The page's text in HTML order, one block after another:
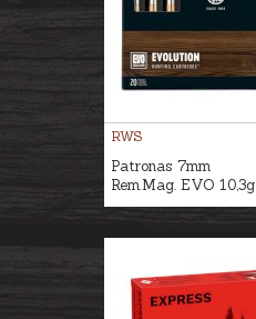
RWS
Patronas 7mm
Rem.Mag. EVO 10,3g